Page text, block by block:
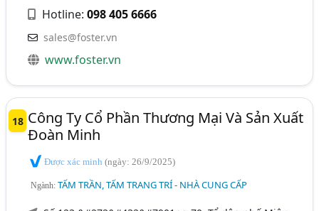
Hotline:098 405 6666
sales@foster.vn
www.foster.vn
18 Công Ty Cổ Phần Thương Mại Và Sản Xuất
Đoàn Minh
Được xác minh(ngày: 26/9/2025)
Ngành:TẤM TRẦN, TẤM TRANG TRÍ - NHÀ CUNG CẤP